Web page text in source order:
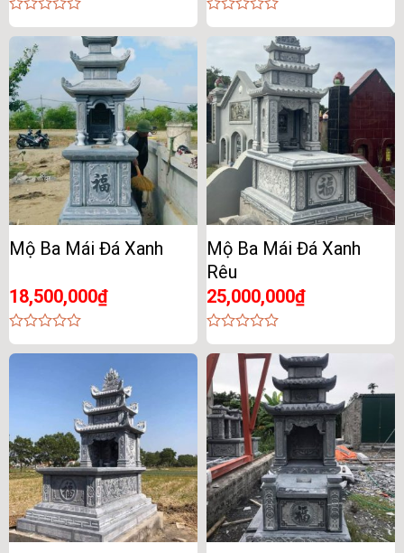
0
out
of
5
0
5
Mộ Ba Mái Đá Xanh
18,500,000₫
0
out
Mộ Ba Mái Đá Xanh
Rêu
25,000,000₫
0
out
of
5